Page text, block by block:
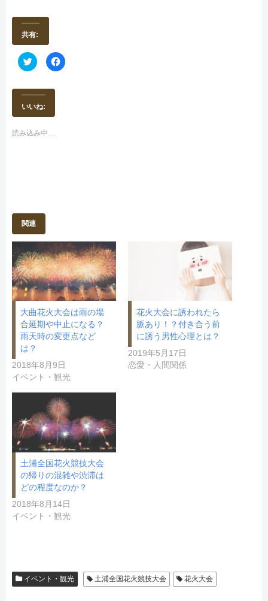
共有:
ク
リ
し
て
T
w
i
t
e
ン
ド
ウ
で
き
ま
す
)
F
a
(
新
し
い
ウ
ィ
ン
ド
ウ
で
開
き
ま
す
)
いいね:
読み込み中…
関連
大曲花火大会は雨の場
合延期や中止になる？
雨天時の変更点など
は？
2018年8月9日
イベント・観光
花火大会に誘われたら
脈あり！？付き合う前
に誘う男性心理とは？
2019年5月17日
恋愛・人間関係
土浦全国花火競技大会
の帰りの混雑や渋滞は
どの程度なのか？
2018年8月14日
イベント・観光
イベント・観光 土浦全国花火競技大会 花火大会